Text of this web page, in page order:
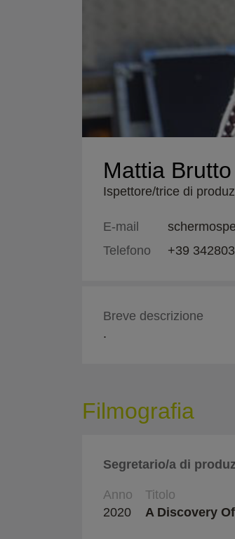
Mattia Brutto
Ispettore/trice di
E-mail
Telefono
+39
Breve descrizione
.
Filmografia
Segretario/a di
Anno Titolo
2020
A Discovery